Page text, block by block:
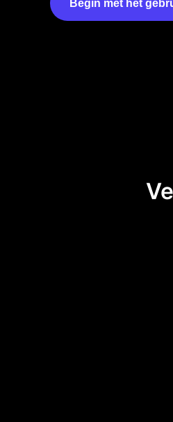
Begin met het